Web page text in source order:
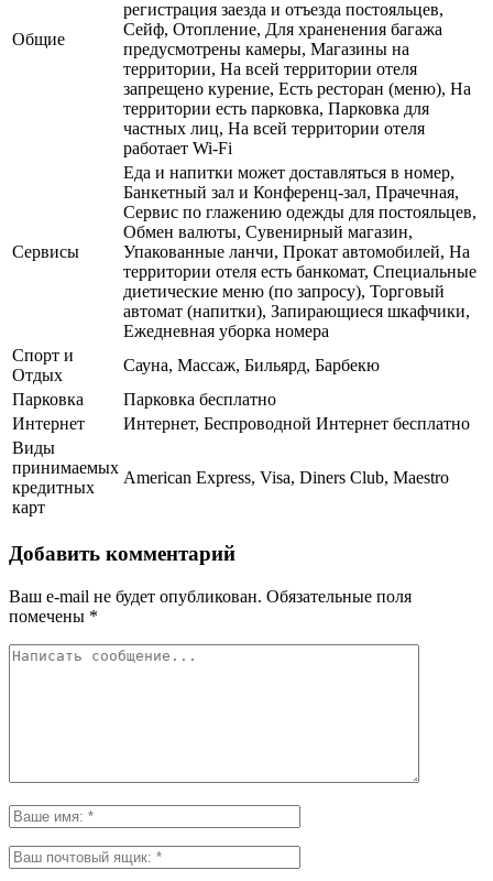
Общие
регистрация заезда и отъезда постояльцев,
Сейф, Отопление, Для храненения багажа
предусмотрены камеры, Магазины на
территории, На всей территории отеля
запрещено курение, Есть ресторан (меню), На
территории есть парковка, Парковка для
частных лиц, На всей территории отеля
работает Wi-Fi
Сервисы
Еда и напитки может доставляться в номер,
Банкетный зал и Конференц-зал, Прачечная,
Сервис по глажению одежды для постояльцев,
Обмен валюты, Сувенирный магазин,
Упакованные ланчи, Прокат автомобилей, На
территории отеля есть банкомат, Специальные
диетические меню (по запросу), Торговый
автомат (напитки), Запирающиеся шкафчики,
Ежедневная уборка номера
Спорт и
Отдых
Сауна, Массаж, Бильярд, Барбекю
Парковка
Парковка бесплатно
Интернет
Интернет, Беспроводной Интернет бесплатно
Виды
принимаемых
кредитных
карт
American Express, Visa, Diners Club, Maestro
Добавить комментарий
Ваш e-mail не будет опубликован. Обязательные поля
помечены *